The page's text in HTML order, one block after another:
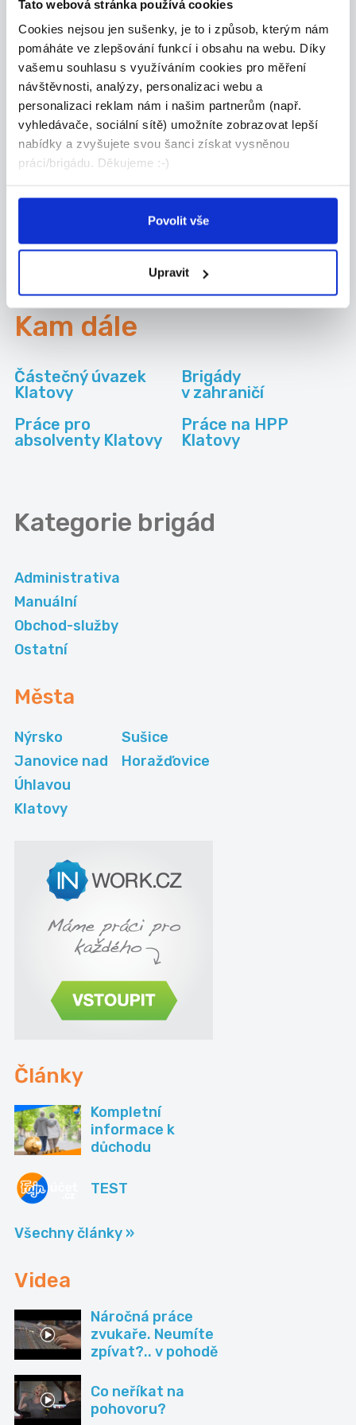
Tato webová stránka používá cookies
Cookies nejsou jen sušenky, je to i způsob, kterým nám
pomáháte ve zlepšování funkcí i obsahu na webu. Díky
vašemu souhlasu s využíváním cookies pro měření
návštěvnosti, analýzy, personalizaci webu a
personalizaci reklam nám i našim partnerům (např.
vyhledávače, sociální sítě) umožníte zobrazovat lepší
nabídky a zvyšujete svou šanci získat vysněnou
práci/brigádu. Děkujeme :-)
Povolit vše
Upravit
Výrobce ozdobných
předmětů
Nabízíme možnost výdělkové činnosti výrobou
nebo...
Celá ČR
Nové brigády na email
Kam dále
Částečný úvazek
Klatovy
Brigády
v zahraničí
Práce pro
absolventy Klatovy
Práce na HPP
Klatovy
Kategorie brigád
Administrativa
Manuální
Obchod-služby
Ostatní
Města
Nýrsko
Sušice
Janovice nad
Úhlavou
Horažďovice
Klatovy
Články
Kompletní
informace k
důchodu
TEST
Všechny články »
Videa
Náročná práce
zvukaře. Neumíte
zpívat?.. v pohodě
Co neříkat na
pohovoru?